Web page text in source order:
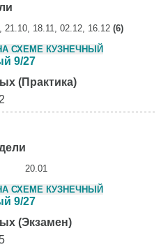
21.10, 18.11, 02.12, 16.12 (6)
СХЕМЕ КУЗНЕЧНЫЙ
9/27
(Практика)
20.01
СХЕМЕ КУЗНЕЧНЫЙ
9/27
(Экзамен)